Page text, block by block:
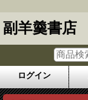
副羊羹書店
ログイン